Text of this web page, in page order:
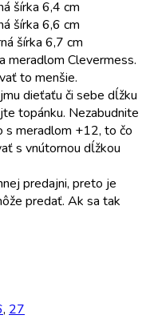
šírka 6,4 cm
šírka 6,6 cm
šírka 6,7 cm
meradlom Clevermess.
to menšie.
dieťaťu či sebe dĺžku
topánku. Nezabudnite
s meradlom +12, to čo
s vnútornou dĺžkou
predajni, preto je
predať. Ak sa tak
, 27